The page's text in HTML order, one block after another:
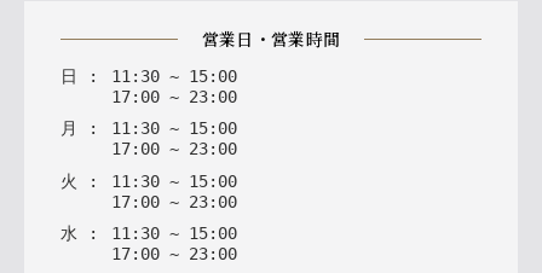
営業日・営業時間
日 : 11: 30 ~ 15: 00
17: 00 ~ 23: 00
月
: 11: 30 ~ 15: 00
17: 00 ~ 23: 00
火
: 11 : 30 ~ 15: 00
17: 00 ~ 23: 00
水 : 11 : 30 ~ 15: 00
17: 00 ~ 23: 00